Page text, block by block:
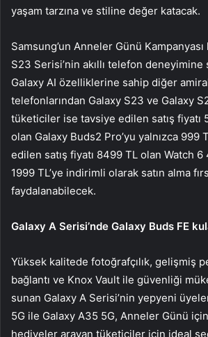
yaşam tarzına ve stiline değer katacak.
Samsung’un Anneler Günü Kampanyası
S23 Serisi’nin akıllı telefon
Galaxy AI özelliklerine sahip diğer
telefonlarından Galaxy S23 ve Galaxy
tüketiciler ise tavsiye edilen satış fiyatı
olan Galaxy Buds2 Pro’yu yalnızca 999
edilen satış fiyatı 8499 TL olan Watch 6
1999 TL’ye indirimli olarak satın alma
faydalanabilecek.
Galaxy A Serisi’nde Galaxy Buds FE
Yüksek kalitede fotoğrafçılık, gelişmiş
bağlantı ve Knox Vault ile güvenliği
sunan Galaxy A Serisi’nin yepyeni
5G ile Galaxy A35 5G, Anneler Günü
hediyeler arayan tüketiciler için ideal